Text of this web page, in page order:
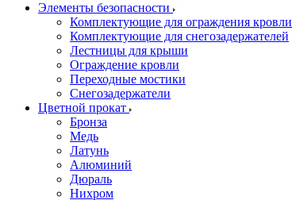
Элементы безопасности
Комплектующие для ограждения кровли
Комплектующие для снегозадержателей
Лестницы для крыши
Ограждение кровли
Переходные мостики
Снегозадержатели
Цветной прокат
Бронза
Медь
Латунь
Алюминий
Дюраль
Нихром